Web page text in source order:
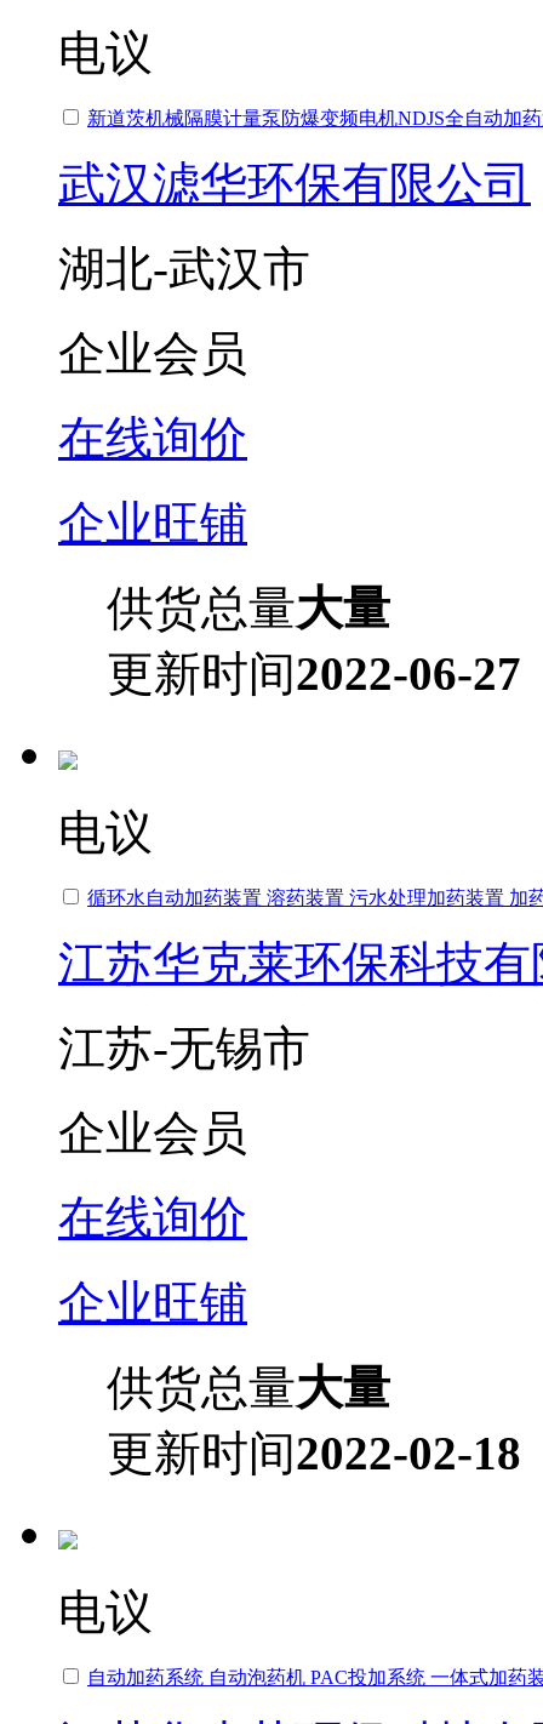
电议
新道茨机械隔膜计量泵防爆变频电机NDJS全自动加
武汉滤华环保有限公司
湖北-武汉市
企业会员
在线询价
企业旺铺
供货总量大量
更新时间2022-06-27
电议
循环水自动加药装置 溶药装置 污水处理加药装置 加
江苏华克莱环保科技
江苏-无锡市
企业会员
在线询价
企业旺铺
供货总量大量
更新时间2022-02-18
电议
自动加药系统 自动泡药机 PAC投加系统 一体式加药